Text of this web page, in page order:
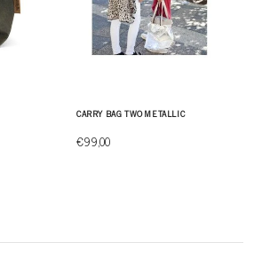
CARRY BAG TWO METALLIC
€99,00